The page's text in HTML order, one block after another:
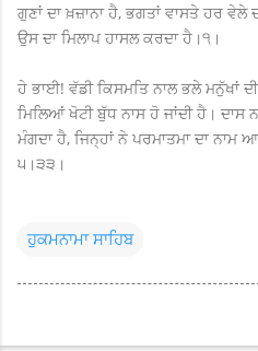
ਗੁਣਾਂ ਦਾ ਖ਼ਜ਼ਾਨਾ ਹੈ, ਭਗਤਾਂ ਵਾਸਤੇ ਹਰ
ਉਸ ਦਾ ਮਿਲਾਪ ਹਾਸਲ ਕਰਦਾ ਹੈ।੧।
ਹੇ ਭਾਈ! ਵੱਡੀ ਕਿਸਮਤਿ ਨਾਲ ਭਲੇ ਮਨੁੱਖਾਂ
ਮਿਲਿਆਂ ਖੋਟੀ ਬੁੱਧ ਨਾਸ ਹੋ ਜਾਂਦੀ ਹੈ। ਦਾਸ
ਮੰਗਦਾ ਹੈ, ਜਿਨ੍ਹਾਂ ਨੇ ਪਰਮਾਤਮਾ ਦਾ
੫।੩੩।
ਹੁਕਮਨਾਮਾ ਸਾਹਿਬ